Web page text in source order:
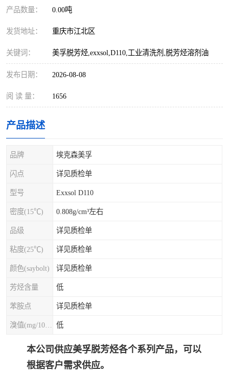
产品数量： 0.00吨
发货地址： 重庆市江北区
关键词： 美孚脱芳烃,exxsol,D110,工业清洗剂,脱芳烃溶剂油
发布日期： 2026-08-08
阅 读 量： 1656
产品描述
品牌 埃克森美孚
闪点 详见质检单
型号 Exxsol D110
密度(15℃) 0.808g/cm³左右
品级 详见质检单
粘度(25℃) 详见质检单
颜色(saybolt) 详见质检单
芳烃含量 低
苯胺点 详见质检单
低
本公司供应美孚脱芳烃各个系列产品，可以
根据客户需求供应。